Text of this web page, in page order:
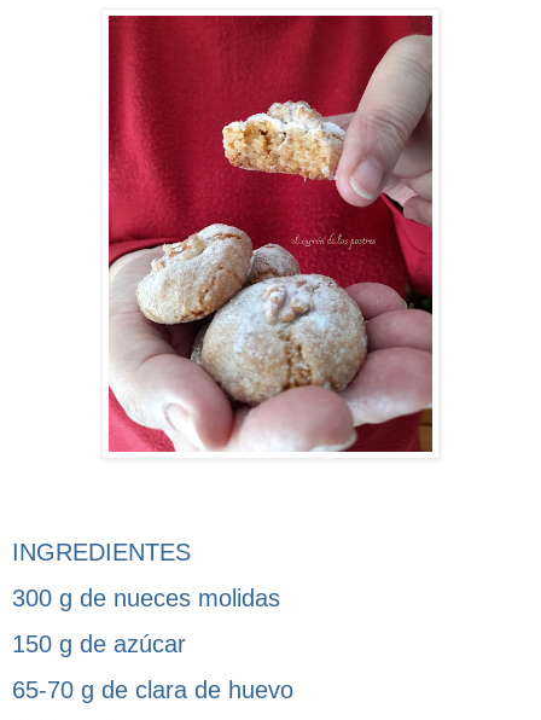
INGREDIENTES
300 g de nueces molidas
150 g de azúcar
65-70 g de clara de huevo